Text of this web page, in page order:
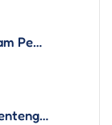
ONLY PETS Tas Genggam Pembawa Kucing Anjing Bepergian Praktis Travel Portable Hand-held Pet Puffy Carrier Bag for Dogs and Cats
ONLY PETS Tas Bahu Tenteng Jinjing Anjing Kucing Pet Trendy Colorful Picnic Carrier Shoulder Travelling Bag Korean Style